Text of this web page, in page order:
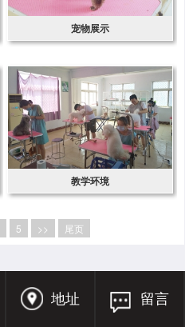
宠物展示
教学环境
5 >> 尾页
地址 留言